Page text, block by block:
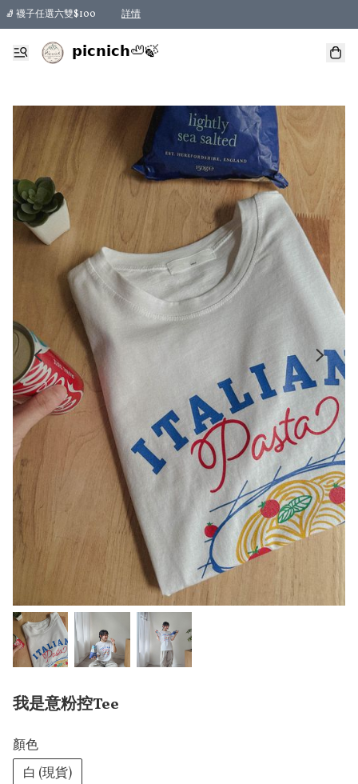
🧦 襪子任選六雙$100 詳情
𝗽𝗶𝗰𝗻𝗶𝗰𝗵🦥🍃
我是意粉控Tee
顏色
白 (現貨)